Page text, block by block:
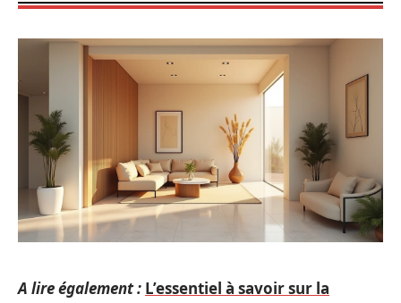
A lire également : L’essentiel à savoir sur la